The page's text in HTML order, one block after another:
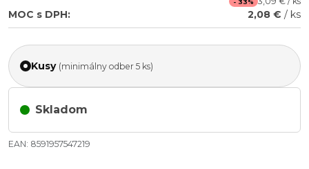
MOC s DPH: 2,08 € / ks
Kusy (minimálny odber 5 ks)
Skladom
EAN: 8591957547219